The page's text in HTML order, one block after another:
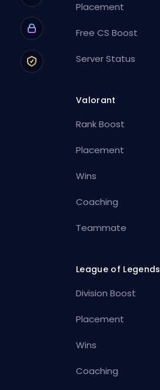
Placement
Free CS Boost
Server Status
Valorant
Rank Boost
Placement
Wins
Coaching
Teammate
League of Legends
Division Boost
Placement
Wins
Coaching